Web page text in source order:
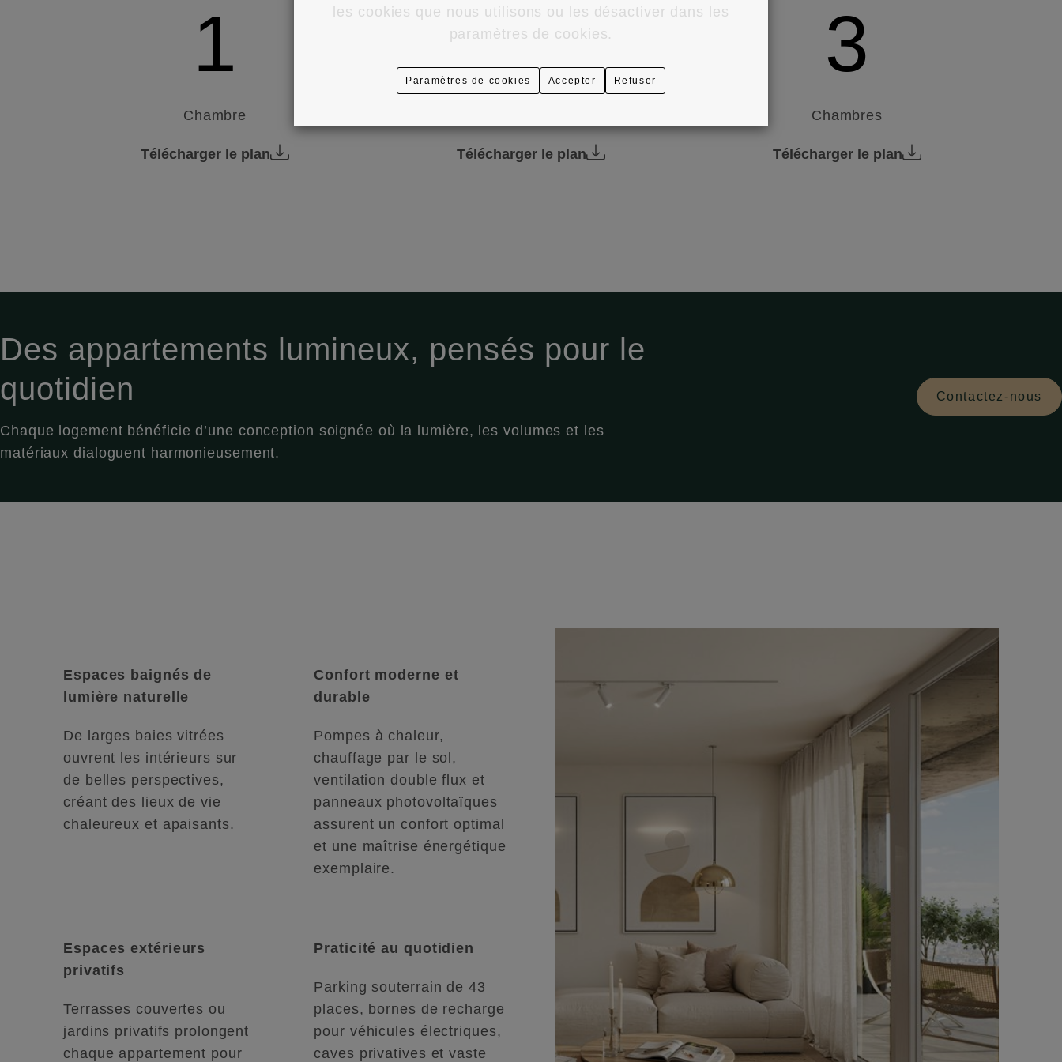
1
Chambre
Télécharger le plan
2
Télécharger le plan
3
Chambres
Télécharger le plan
Des appartements lumineux, pensés pour le
quotidien
Chaque logement bénéficie d’une conception soignée où la lumière, les volumes et les
matériaux dialoguent harmonieusement.
Contactez-nous
Espaces baignés de
lumière naturelle
De larges baies vitrées
ouvrent les intérieurs sur
de belles perspectives,
créant des lieux de vie
chaleureux et apaisants.
Confort moderne et
durable
Pompes à chaleur,
chauffage par le sol,
ventilation double flux et
panneaux photovoltaïques
assurent un confort optimal
et une maîtrise énergétique
exemplaire.
Espaces extérieurs
privatifs
Terrasses couvertes ou
jardins privatifs prolongent
chaque appartement pour
Praticité au quotidien
Parking souterrain de 43
places, bornes de recharge
pour véhicules électriques,
caves privatives et vaste
les cookies que nous utilisons ou les désactiver dans les
paramètres de cookies.
Paramètres de cookies Accepter Refuser